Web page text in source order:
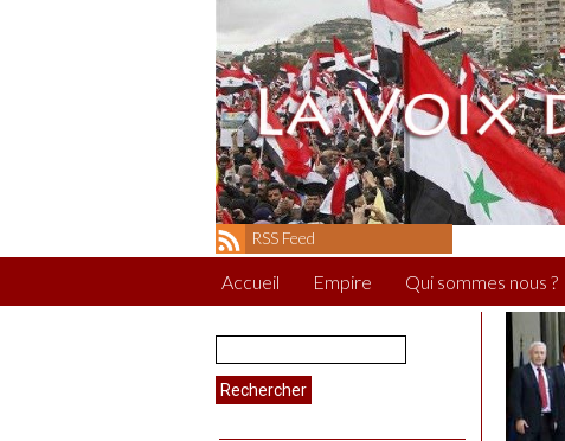
RSS Feed
Accueil Empire Qui sommes nous ?
Rechercher :